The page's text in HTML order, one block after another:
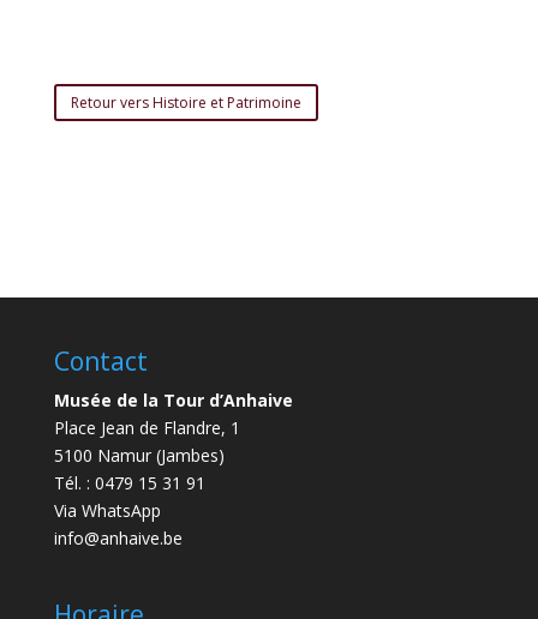
Retour vers Histoire et Patrimoine
Contact
Musée de la Tour d’Anhaive
Place Jean de Flandre, 1
5100 Namur (Jambes)
Tél. : 0479 15 31 91
Via WhatsApp
info@anhaive.be